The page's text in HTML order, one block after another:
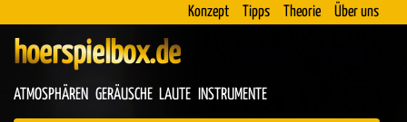
Konzept Tipps Theorie Über uns
hoerspielbox.de
ATMOSPHÄREN GERÄUSCHE LAUTE INSTRUMENTE